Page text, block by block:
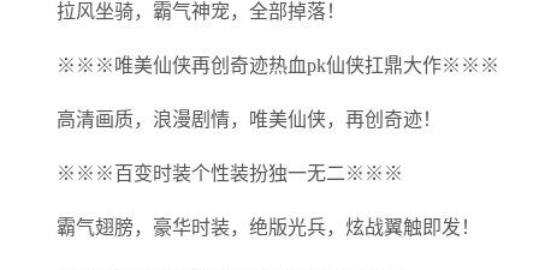
拉风坐骑，霸气神宠，全部掉落！
※※※唯美仙侠再创奇迹热血pk仙侠扛鼎大作※※※
高清画质，浪漫剧情，唯美仙侠，再创奇迹！
※※※百变时装个性装扮独一无二※※※
霸气翅膀，豪华时装，绝版光兵，炫战翼触即发！